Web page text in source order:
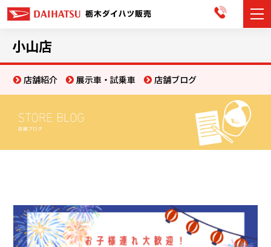
展示車・試乗車
アフターサポート
小山店
店舗紹介 展示車・試乗車 店舗ブログ